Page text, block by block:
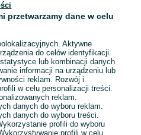
drewniana Ludwik
przeszklona gablota
dnia 02 sierpnia 2026
4 ... 12
przetwarzamy dane w celu
Aktywne
do celów identyfikacji.
lub kombinacji danych
informacji na urządzeniu lub
reklam. Rozwój i
w celu personalizacji treści.
reklam.
danych do wyboru reklam.
danych do wyboru treści.
profili do wyboru
profili w celu